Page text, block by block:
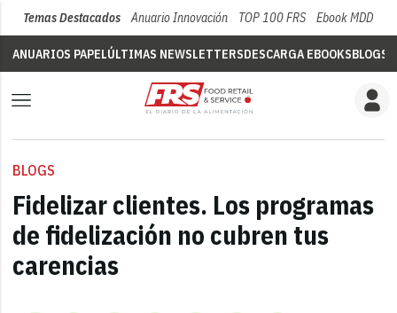
Temas Destacados Anuario Innovación TOP 100 FRS Ebook MDD
ANUARIOS PAPELÚLTIMAS NEWSLETTERSDESCARGA EBOOKSBLOGS
BLOGS
Fidelizar clientes. Los programas
de fidelización no cubren tus
carencias